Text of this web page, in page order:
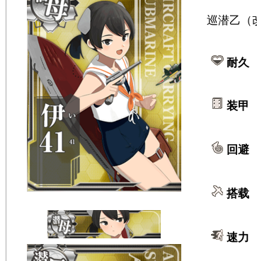
巡潜乙（
耐久
装甲
回避
搭载
速力